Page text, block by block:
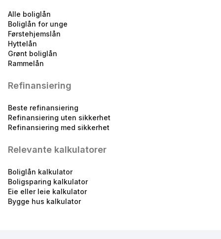
Alle boliglån
Boliglån for unge
Førstehjemslån
Hyttelån
Grønt boliglån
Rammelån
Refinansiering
Beste refinansiering
Refinansiering uten sikkerhet
Refinansiering med sikkerhet
Relevante kalkulatorer
Boliglån kalkulator
Boligsparing kalkulator
Eie eller leie kalkulator
Bygge hus kalkulator